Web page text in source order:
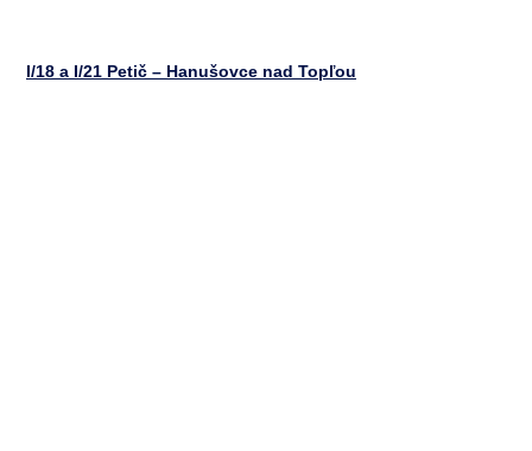
I/18 a I/21 Petič – Hanušovce nad Topľou